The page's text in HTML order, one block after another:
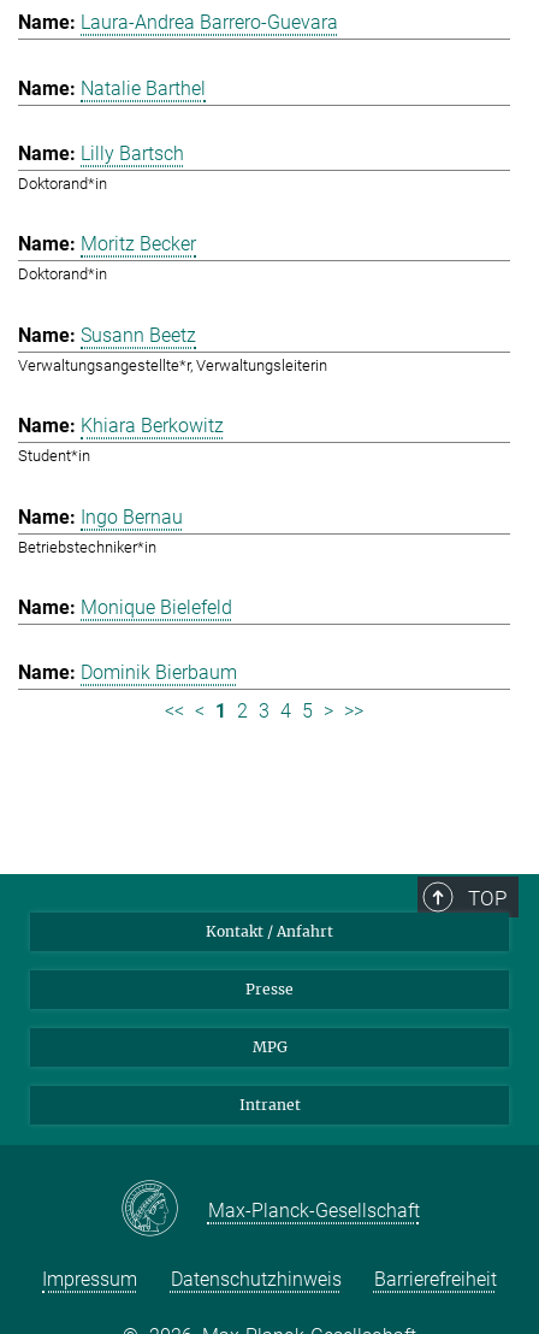
Laura-Andrea Barrero-Guevara
Natalie Barthel
Lilly Bartsch
Doktorand*in
Moritz Becker
Doktorand*in
Susann Beetz
Verwaltungsangestellte*r, Verwaltungsleiterin
Khiara Berkowitz
Student*in
Ingo Bernau
Betriebstechniker*in
Monique Bielefeld
Dominik Bierbaum
<< < 1 2 3 4 5 > >>
TOP
Kontakt / Anfahrt
Presse
MPG
Intranet
Max-Planck-Gesellschaft
Impressum Datenschutzhinweis Barrierefreiheit